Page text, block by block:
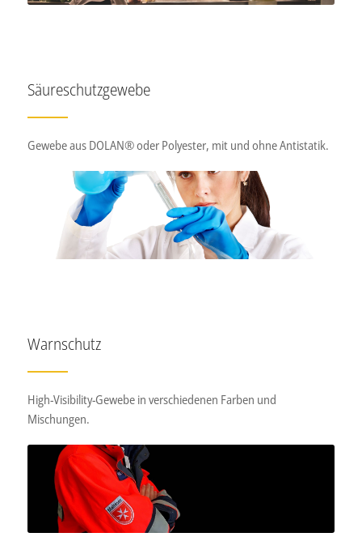
Säureschutzgewebe
Gewebe aus DOLAN® oder Polyester, mit und ohne Antistatik.
Warnschutz
High-Visibility-Gewebe in verschiedenen Farben und
Mischungen.